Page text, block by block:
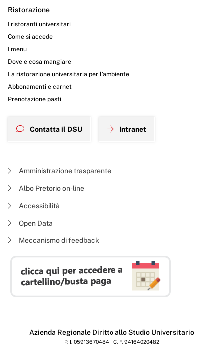
Ristorazione
I ristoranti universitari
Come si accede
I menu
Dove e cosa mangiare
La ristorazione universitaria per l’ambiente
Abbonamenti e carnet
Prenotazione pasti
Contatta il DSU Intranet
Amministrazione trasparente
Albo Pretorio on-line
Accessibilità
Open Data
Meccanismo di feedback
Azienda Regionale Diritto allo Studio Universitario
P. I. 05913670484 | C. F. 94164020482